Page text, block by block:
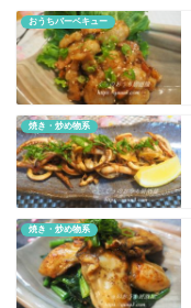
おうちバーベキュー
焼き・炒め物系
焼き・炒め物系